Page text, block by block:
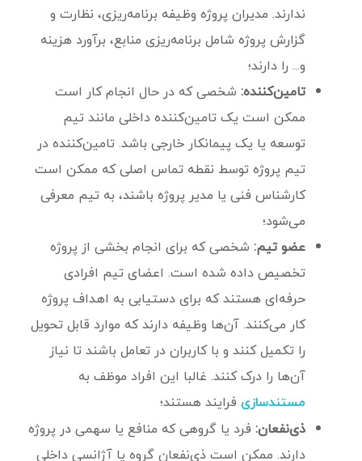
ندارند. مدیران پروژه وظیفه برنامه‌ریزی، نظارت و
گزارش پروژه شامل برنامه‌ریزی منابع، برآورد هزینه
و... را دارند؛
تامین‌کننده: شخصی که در حال انجام کار است
ممکن است یک تامین‌کننده داخلی مانند تیم
توسعه یا یک پیمانکار خارجی باشد. تامین‌کننده در
تیم پروژه توسط نقطه تماس اصلی که ممکن است
کارشناس فنی یا مدیر پروژه باشند، به تیم معرفی
می‌شود؛
عضو تیم: شخصی که برای انجام بخشی از پروژه
تخصیص داده شده است. اعضای تیم افرادی
حرفه‌ای هستند که برای دستیابی به اهداف پروژه
کار می‌کنند. آن‌ها وظیفه دارند که موارد قابل تحویل
را تکمیل کنند و با کاربران در تعامل باشند تا نیاز
آن‌ها را درک کنند. غالبا این افراد موظف به
مستندسازی فرایند هستند؛
ذی‌نفعان: فرد یا گروهی که منافع یا سهمی در پروژه
دارند. ممکن است ذی‌نفعان گروه یا آژانسی داخلی